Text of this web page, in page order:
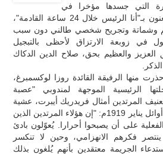
التي جسدها مؤخرا في
منشوره الأخير ضدي والمعنون بـ"أنا الرئيس خلال 24 ساعة القادمة"،
وشماتة وتجريح شخصي طالني دون سبب
زوبعة الارتزاق لأحظى بالتبجيل
والعظيم بحق، صلاح الدين الدكاك
منها الرفيقة القائدة روزا لوكسمبرغ،
الرئيسية الموجهة لمندوبي "عصبة
المرتدين أمثال فريدريك أيبرت، عشية
إشهار ميلاد العصبة الثورية أوائل يناير 1919م: "إن هؤلاء المرتدين الذين
على أن يصبحوا أحرارا. يُعوّلون بادئ
فكرهم الانهزامي، وحين لا تنكسر
الجريمة معتقدين بأنهم يُلغون بذلك